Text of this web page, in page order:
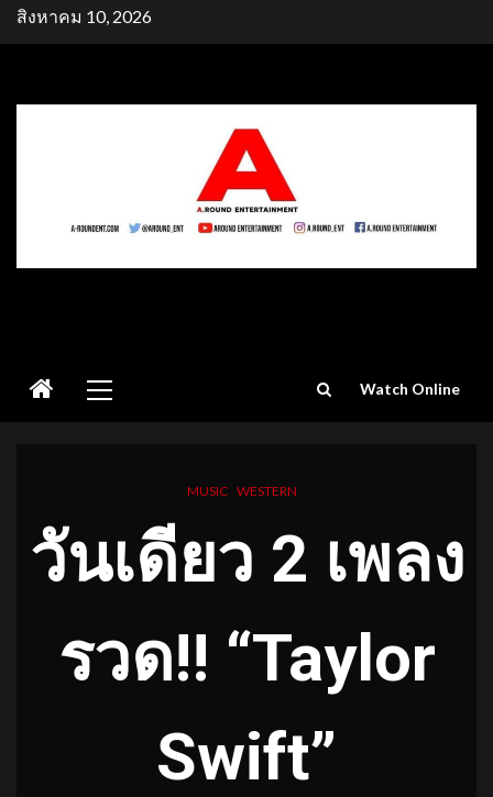
Skipสิงหาคม 10, 2026
Menu
Watch Online
MUSIC WESTERN
วันเดียว 2 เพลง
รวด!! “Taylor
Swift”